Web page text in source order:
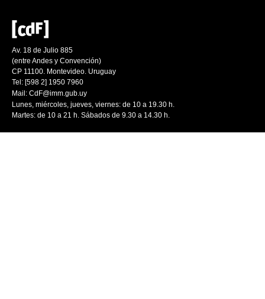
Av. 18 de Julio 885
(entre Andes y Convención)
CP 11100. Montevideo. Uruguay
Tel: [598 2] 1950 7960
Mail: CdF@imm.gub.uy
Lunes, miércoles, jueves, viernes: de 10 a 19.30 h.
Martes: de 10 a 21 h. Sábados de 9.30 a 14.30 h.